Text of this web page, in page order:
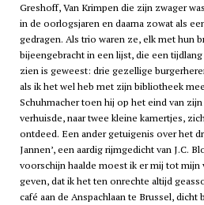
Greshoff, Van Krimpen die zijn zwager
in de oorlogsjaren en daarna zowat als
gedragen. Als trio waren ze, elk met hun
bijeengebracht in een lijst, die een
zien is geweest: drie gezellige
als ik het wel heb met zijn bibliotheek
Schuhmacher toen hij op het eind van
verhuisde, naar twee kleine kamertjes,
ontdeed. Een ander getuigenis over het
Jannen’, een aardig rijmgedicht van J.C.
voorschijn haalde moest ik er mij tot mijn
geven, dat ik het ten onrechte altijd
café aan de Anspachlaan te Brussel,